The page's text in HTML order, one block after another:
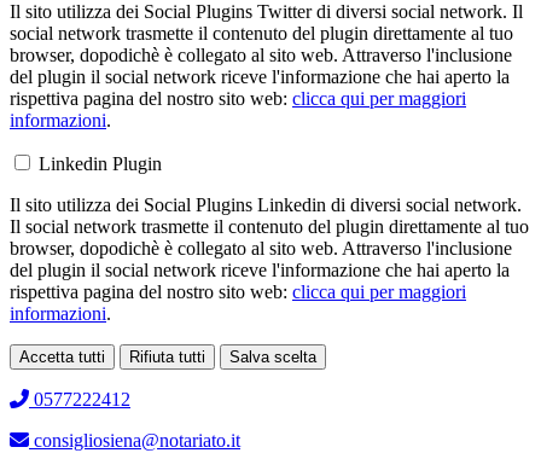
Il sito utilizza dei Social Plugins Twitter di diversi social network. Il
social network trasmette il contenuto del plugin direttamente al tuo
browser, dopodichè è collegato al sito web. Attraverso l'inclusione
del plugin il social network riceve l'informazione che hai aperto la
rispettiva pagina del nostro sito web: clicca qui per maggiori
informazioni.
Linkedin Plugin
Il sito utilizza dei Social Plugins Linkedin di diversi social network.
Il social network trasmette il contenuto del plugin direttamente al tuo
browser, dopodichè è collegato al sito web. Attraverso l'inclusione
del plugin il social network riceve l'informazione che hai aperto la
rispettiva pagina del nostro sito web: clicca qui per maggiori
informazioni.
Accetta tutti Rifiuta tutti Salva scelta
0577222412
consigliosiena@notariato.it